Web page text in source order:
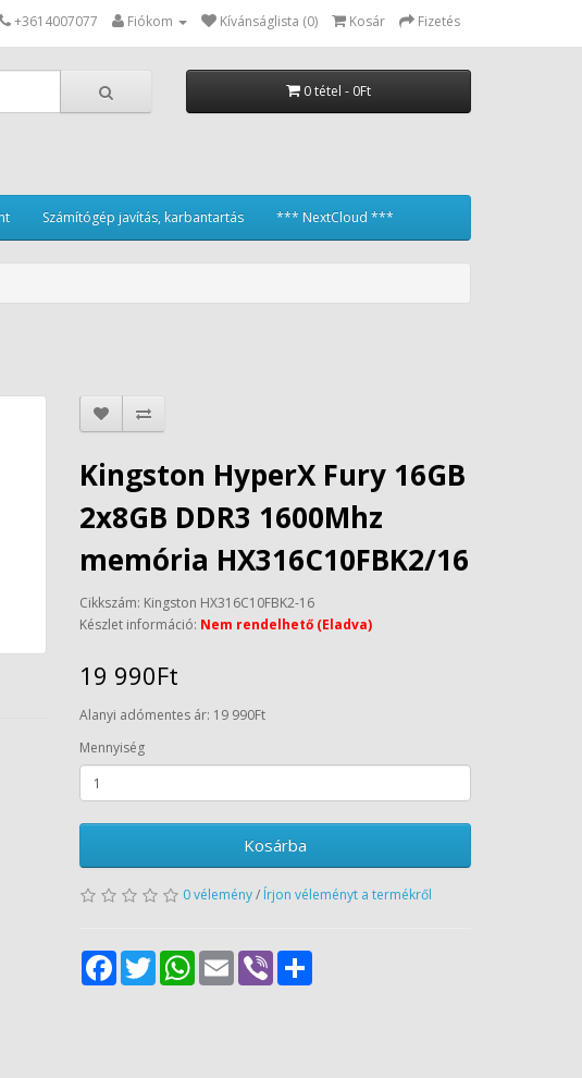
+3614007077 Fiókom Kívánságlista (0) Kosár Fizetés
0 tétel - 0Ft
Számítógép javítás, karbantartás *** NextCloud ***
Kingston HyperX Fury 16GB
2x8GB DDR3 1600Mhz
memória HX316C10FBK2/16
Cikkszám: Kingston HX316C10FBK2-16
Készlet információ: Nem rendelhető (Eladva)
19 990Ft
Alanyi adómentes ár: 19 990Ft
Mennyiség
Kosárba
0 vélemény/ Írjon véleményt a termékről
FacebookTwitter WhatsApp
Email Viber